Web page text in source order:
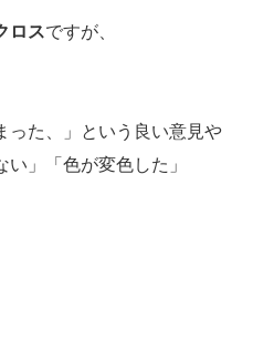
ロスですが、
った、」という良い意見や
い」「色が変色した」